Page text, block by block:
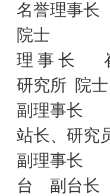
名誉理事
院士
理 事 长
研究所 院
副理事长
站长、研究
副理事长
台 副台长